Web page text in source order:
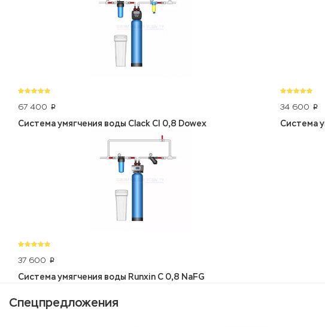
67 400 p
Система умягчения воды Clack CI 0,8 Dowex
34 600 p
Система
37 600 p
Система умягчения воды Runxin C 0,8 NaFG
Спецпредложения